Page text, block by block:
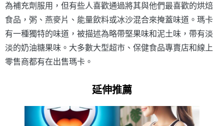
為補充劑服用，但有些人喜歡通過將其與他們最喜歡的烘焙
食品，粥、燕麥片、能量飲料或冰沙混合來掩蓋味道。瑪卡
有一種獨特的味道，被描述為略帶堅果味和泥土味，帶有淡
淡的奶油糖果味。大多數大型超市、保健食品專賣店和線上
零售商都有在出售瑪卡。
延伸推薦